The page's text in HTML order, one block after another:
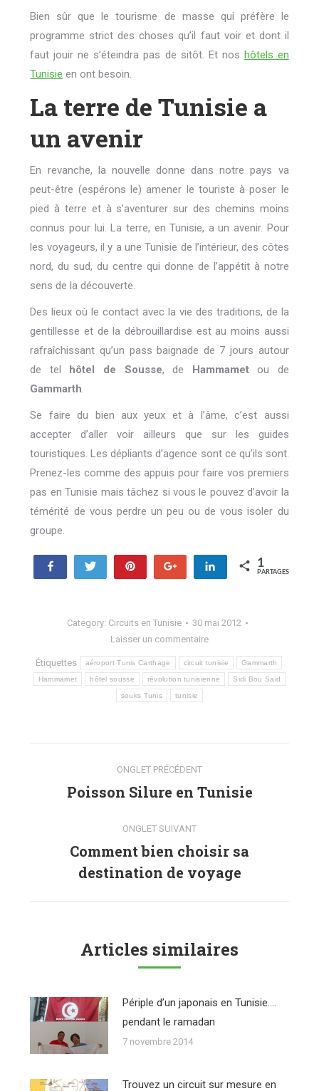
Bien sûr que le tourisme de masse qui préfère le
programme strict des choses qu’il faut voir et dont il
faut jouir ne s’éteindra pas de sitôt. Et nos hôtels en
Tunisie en ont besoin.
La terre de Tunisie a
un avenir
En revanche, la nouvelle donne dans notre pays va
peut-être (espérons le) amener le touriste à poser le
pied à terre et à s’aventurer sur des chemins moins
connus pour lui. La terre, en Tunisie, a un avenir. Pour
les voyageurs, il y a une Tunisie de l’intérieur, des côtes
nord, du sud, du centre qui donne de l’appétit à notre
sens de la découverte.
Des lieux où le contact avec la vie des traditions, de la
gentillesse et de la débrouillardise est au moins aussi
rafraîchissant qu’un pass baignade de 7 jours autour
de tel
hôtel de Sousse, de Hammametou de
Gammarth.
Se faire du bien aux yeux et à l’âme, c’est aussi
accepter d’aller voir ailleurs que sur les guides
touristiques. Les dépliants d’agence sont ce qu’ils sont.
Prenez-les comme des appuis pour faire vos premiers
pas en Tunisie mais tâchez si vous le pouvez d’avoir la
témérité de vous perdre un peu ou de vous isoler du
groupe.
Partagez Tweetez Enregistrer Partagez
1
PARTAGES
Category: Circuits en Tunisie
30 mai 2012
Laisser un commentaire
Étiquettes aéroport Tunis Carthage circuit tunisie Gammarth
Hammamet hôtel sousse révolution tunisienne Sidi Bou Said
souks Tunis tunisie
Navigation
commentaire
ONGLET PRÉCÉDENT
Onglet
Poisson Silure en Tunisie
ONGLET SUIVANT
Onglet
suivant
Comment bien choisir sa
destination de voyage
Articles similaires
Périple d’un japonais en Tunisie….
pendant le ramadan
7 novembre 2014
Trouvez un circuit sur mesure en